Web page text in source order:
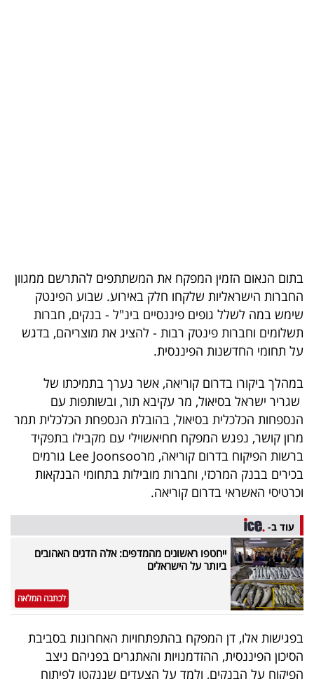
הכלכלי
פודקאסט
40
UNDER
40
שיתופי
פעולה
דרושים
ניוזלטרים
מייל
אדום
בתום הנאום הזמין המפקח את המשתתפים להתרשם ממגוון
החברות הישראליות שלקחו חלק באירוע. שבוע הפינטק
שימש במה לשלל גופים פיננסיים בינ"ל - בנקים, חברות
תשלומים וחברות פינטק רבות - להציג את מוצריהם, בדגש
על תחומי החדשנות הפיננסית.
במהלך ביקורו בדרום קוריאה, אשר נערך בתמיכתו של
שגריר ישראל בסיאול, מר עקיבא תור, ובשותפות עם
הנספחות הכלכלית בסיאול, בהובלת הנספחת הכלכלית תמר
מרון קושר, נפגש המפקח חחיאשוילי עם מקבילו בתפקיד
ברשות הפיקוח בדרום קוריאה, מרLee Joonsoo גורמים
בכירים בבנק המרכזי, וחברות מובילות בתחומי הבנקאות
וכרטיסי האשראי בדרום קוריאה.
עוד ב-
ייחטפו ראשונים מהמדפים: אלה הדגים האהובים
ביותר על הישראלים
לכתבה המלאה
בפגישות אלו, דן המפקח בהתפתחויות האחרונות בסביבת
הסיכון הפיננסית, ההזדמנויות והאתגרים בפניהם ניצב
הפיקוח על הבנקים, ולמד על הצעדים שננקטו לפיתוח